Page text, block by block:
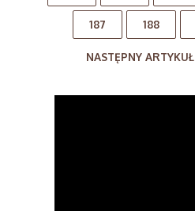
187 188
NASTĘPNY ARTYKUŁ